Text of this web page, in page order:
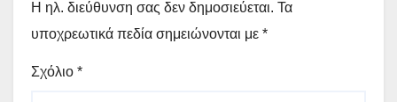
Η ηλ. διεύθυνση σας δεν δημοσιεύεται. Τα
υποχρεωτικά πεδία σημειώνονται με *
Σχόλιο *